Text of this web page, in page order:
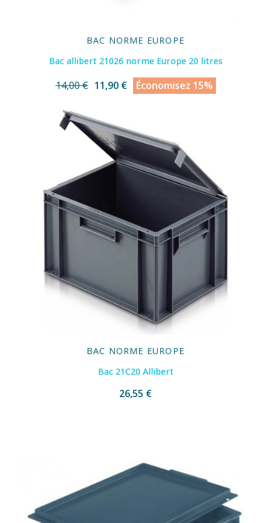
BAC NORME EUROPE
Bac allibert 21026 norme Europe 20 litres
14,00 € 11,90 € Économisez 15%
BAC NORME EUROPE
Bac 21C20 Allibert
26,55 €